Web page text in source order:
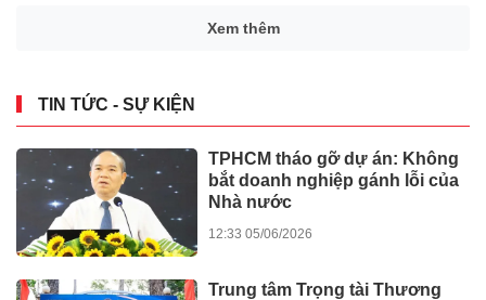
Xem thêm
TIN TỨC - SỰ KIỆN
TPHCM tháo gỡ dự án: Không
bắt doanh nghiệp gánh lỗi của
Nhà nước
12:33 05/06/2026
Trung tâm Trọng tài Thương